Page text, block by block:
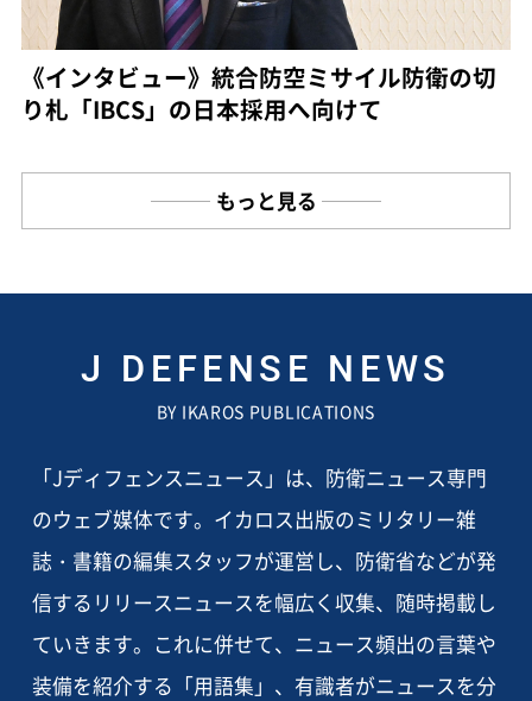
《インタビュー》統合防空ミサイル防衛の切
り札「IBCS」の日本採用へ向けて
もっと見る
J DEFENSE NEWS
BY IKAROS PUBLICATIONS
「Jディフェンスニュース」は、防衛ニュース専門
のウェブ媒体です。イカロス出版のミリタリー雑
誌・書籍の編集スタッフが運営し、防衛省などが発
信するリリースニュースを幅広く収集、随時掲載し
ていきます。これに併せて、ニュース頻出の言葉や
装備を紹介する「用語集」、有識者がニュースを分